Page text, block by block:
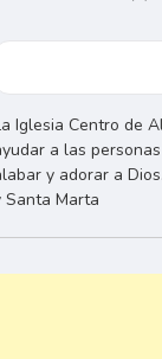
Iglesia Centro de
a las
y adorar a
Santa Marta